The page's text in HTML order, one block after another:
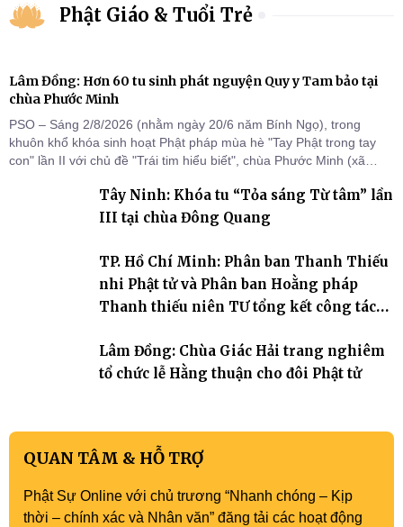
Phật Giáo & Tuổi Trẻ
Lâm Đồng: Hơn 60 tu sinh phát nguyện Quy y Tam bảo tại
chùa Phước Minh
PSO – Sáng 2/8/2026 (nhằm ngày 20/6 năm Bính Ngọ), trong
khuôn khổ khóa sinh hoạt Phật pháp mùa hè "Tay Phật trong tay
con" lần II với chủ đề "Trái tim hiểu biết", chùa Phước Minh (xã
cho hơn 60 tu sinh.Tây Ninh: Khóa tu “Tỏa sáng Từ tâm” lần
III tại chùa Đông Quang
TP. Hồ Chí Minh: Phân ban Thanh Thiếu
nhi Phật tử và Phân ban Hoằng pháp
Thanh thiếu niên TƯ tổng kết công tác
Lâm Đồng: Chùa Giác Hải trang nghiêm
tổ chức lễ Hằng thuận cho đôi Phật tử
QUAN TÂM & HỖ TRỢ
Phật Sự Online với chủ trương “Nhanh chóng – Kịp
thời – chính xác và Nhân văn” đăng tải các hoạt động